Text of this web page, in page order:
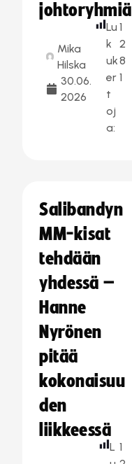
johtoryhmiä
Mika
Hilska
30.06.
2026
Lu
k
uk
er
t
oj
a:
1
2
8
1
Salibandyn
MM-kisat
tehdään
yhdessä –
Hanne
Nyrönen
pitää
kokonaisuu
den
liikkeessä
L 1